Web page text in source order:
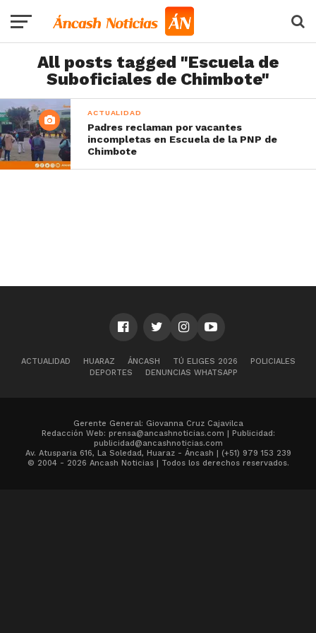
All posts tagged "Escuela de
Suboficiales de Chimbote"
ACTUALIDAD
Padres reclaman por vacantes
incompletas en Escuela de la PNP de
Chimbote
ACTUALIDAD HUARAZ ÁNCASH TÚ ELIGES 2026
POLICIALES
DEPORTES
DENUNCIAS WHATSAPP
Gerente General: Giovanna Cruz Cajavilca
Redacción Web: prensa@ancashnoticias.com | Publicidad:
publicidad@ancashnoticias.com
Av. Atusparia 616, La Soledad, Huaraz - Áncash | (+51) 979 153 239
© 2004 - 2026 Ancash Noticias | Todos los derechos reservados.